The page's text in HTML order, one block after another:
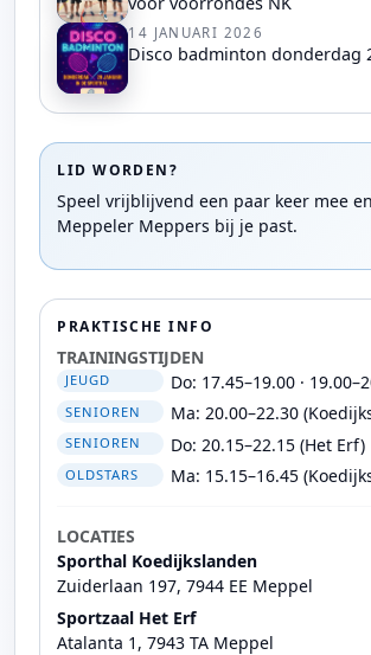
14 JANUARI 2026
Disco badminton donderdag
LID WORDEN?
Speel vrijblijvend een paar keer mee
Meppeler Meppers bij je past.
PRAKTISCHE INFO
TRAININGSTIJDEN
JEUGD Do: 17.45–19.00 ·
SENIOREN Ma: 20.00–22.30
SENIOREN Do: 20.15–22.15 (Het Erf)
OLDSTARS Ma: 15.15–16.45
LOCATIES
Sporthal Koedijkslanden
Zuiderlaan 197, 7944 EE Meppel
Sportzaal Het Erf
Atalanta 1, 7943 TA Meppel